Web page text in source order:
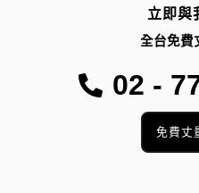
立即與
全台免費
02 -
免費丈